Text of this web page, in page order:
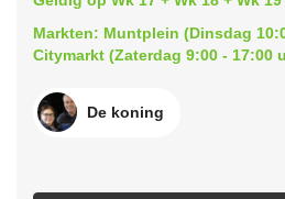
Markten: Muntplein (Dinsdag
Citymarkt (Zaterdag 9:00 - 17:00
De koning